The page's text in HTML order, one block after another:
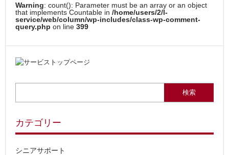
Warning: count(): Parameter must be an array or an object
that implements Countable in /home/users/2/l-
service/web/column/wp-includes/class-wp-comment-
query.php on line 399
カテゴリー
シニアサポート